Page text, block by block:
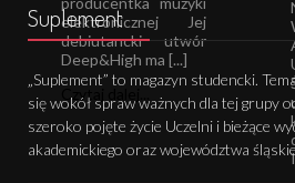
elektronicznej Jej
debiutancki utwór
Deep&High ma [...]
Czytaj dalej...
Suplement
„Suplement” to magazyn studencki.
się wokół spraw ważnych dla tej grupy
szeroko pojęte życie Uczelni i bieżące
akademickiego oraz województwa